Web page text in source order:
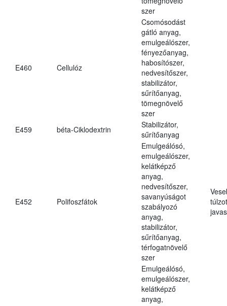
szer
E460 Cellulóz
Csomósodást
gátló anyag,
emulgeálószer,
fényezőanyag,
habosítószer,
nedvesítőszer,
stabilizátor,
sűrítőanyag,
tömegnövelő
szer
E459
béta-Ciklodextrin
Stabilizátor,
sűrítőanyag
E452 Polifoszfátok
Emulgeálósó,
emulgeálószer,
kelátképző
anyag,
nedvesítőszer,
savanyúságot
szabályozó
anyag,
stabilizátor,
sűrítőanyag,
térfogatnövelő
szer
Emulgeálósó,
emulgeálószer,
kelátképző
anyag,